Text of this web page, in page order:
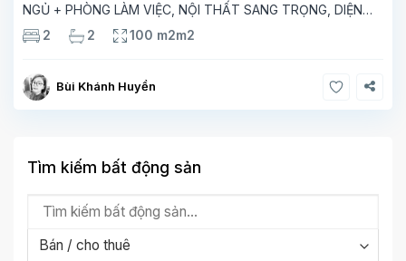
NGỦ + PHÒNG LÀM VIỆC, NỘI THẤT SANG TRỌNG, DIỆN
TÍCH 100M² Bạn đang tìm một không gian sống hiện đại, tiện
nghi và đẳng cấp tại Hà Nội? Căn
2 2 100 m2m2
Bùi Khánh Huyền
Tìm kiếm bất động sản